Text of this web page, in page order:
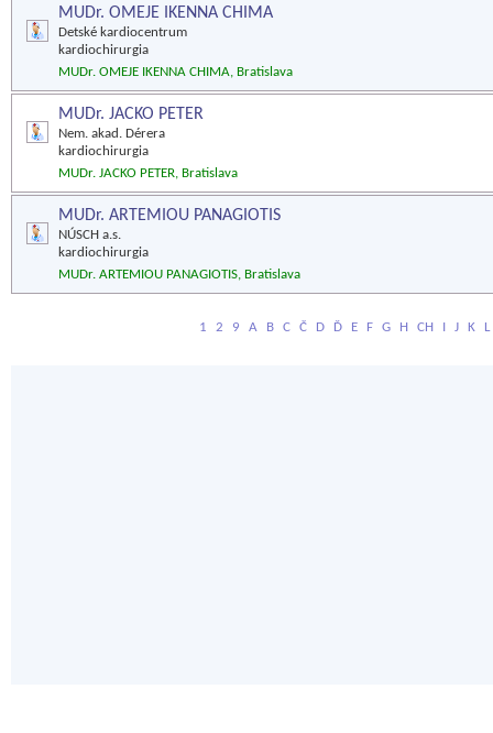
MUDr. OMEJE IKENNA CHIMA
Detské kardiocentrum
kardiochirurgia
MUDr. OMEJE IKENNA CHIMA, Bratislava
MUDr. JACKO PETER
Nem. akad. Dérera
kardiochirurgia
MUDr. JACKO PETER, Bratislava
MUDr. ARTEMIOU PANAGIOTIS
NÚSCH a.s.
kardiochirurgia
MUDr. ARTEMIOU PANAGIOTIS, Bratislava
1 2 9 A B C Č D Ď E F G H CH I J K L